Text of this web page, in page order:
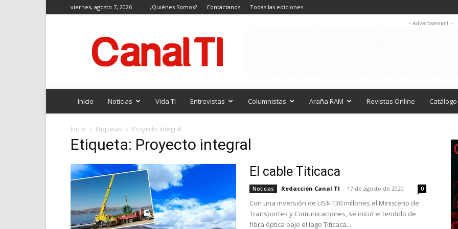
viernes, agosto 7, 2026 ¿Quiénes Somos? Contáctanos Todas las ediciones
TI
- Advertisement -
Inicio Noticias Vida TI Entrevistas Columnistas Araña RAM Revistas Online Catálogo
Inicio Etiquetas Proyecto integral
Etiqueta: Proyecto integral
El cable Titicaca
Noticias Redacción Canal TI - 17 de agosto de 2020 0
Con una inversión de US$ 130 millones el Ministerio de
Transportes y Comunicaciones, se inició el tendido de
fibra óptica bajo el lago Titicaca...